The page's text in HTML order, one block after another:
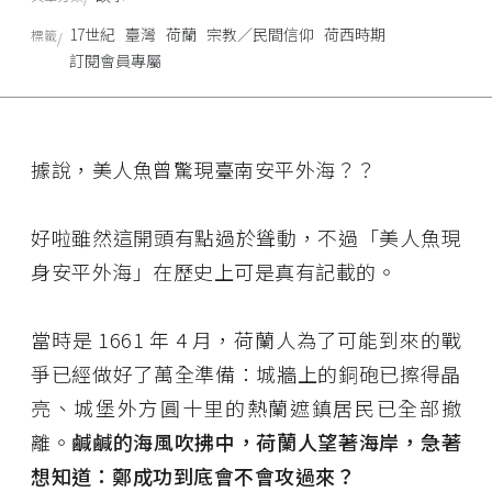
據說，美人魚曾驚現臺南安平外海？？
好啦雖然這開頭有點過於聳動，不過「美人魚現
身安平外海」在歷史上可是真有記載的。
當時是 1661 年 4 月，荷蘭人為了可能到來的戰
爭已經做好了萬全準備：城牆上的銅砲已擦得晶
亮、城堡外方圓十里的熱蘭遮鎮居民已全部撤
離。 鹹鹹的海風吹拂中，荷蘭人望著海岸，急著
想知道：鄭成功到底會不會攻過來？
標籤 17世紀 臺灣 荷蘭 宗教／民間信仰 荷西時期
訂閱會員專屬